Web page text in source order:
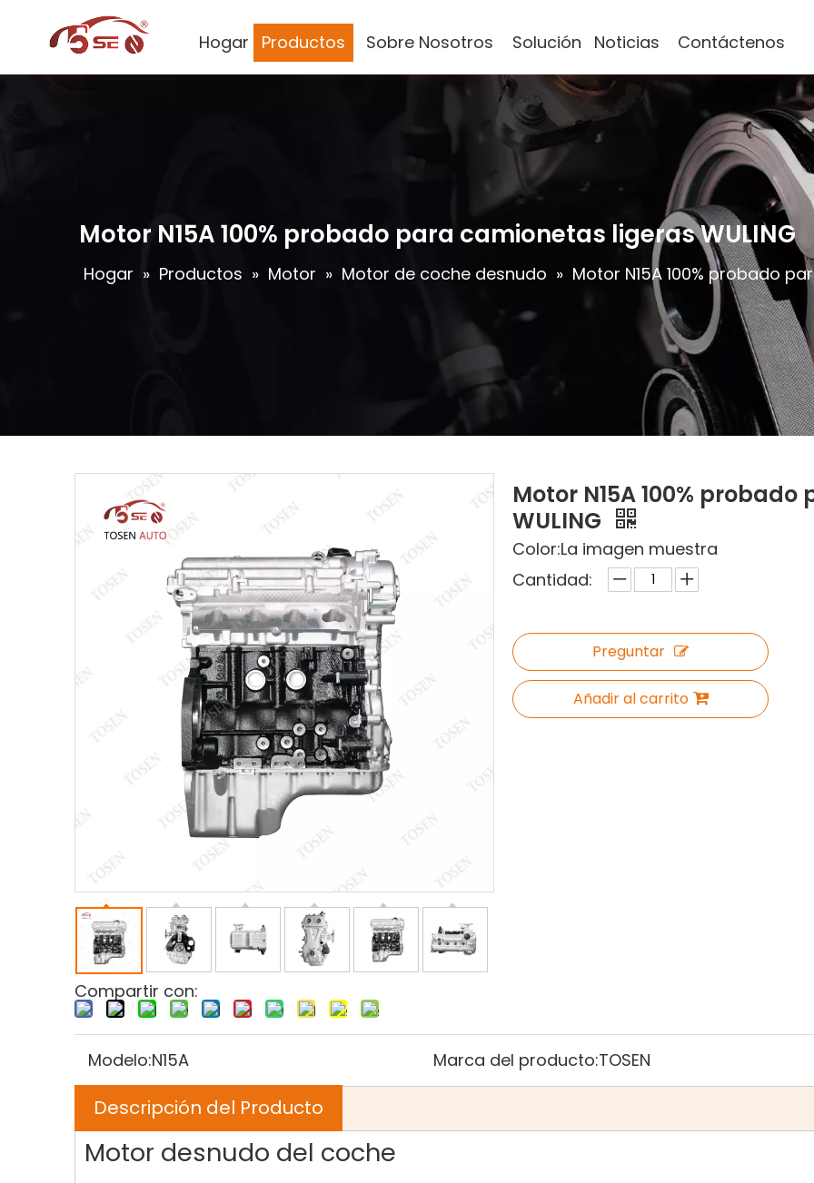
Hogar Productos Sobre Nosotros Solución Noticias Contáctenos
Motor N15A 100% probado para camionetas ligeras WULING
Hogar » Productos » Motor » Motor de coche desnudo » Motor N15A 100% probado
Compartir con:
Motor N15A 100%
WULING
Color:La imagen muestra
Cantidad:
Preguntar
Añadir al carrito
Modelo:N15A Marca del producto:TOSEN
Descripción del Producto
Motor desnudo del coche